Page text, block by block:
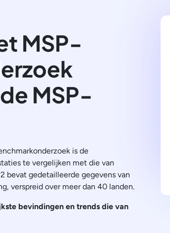
MSP-
MSP-
is de
te vergelijken met die van
bevat gedetailleerde gegevens van
verspreid over meer dan 40 landen.
bevindingen en trends die van